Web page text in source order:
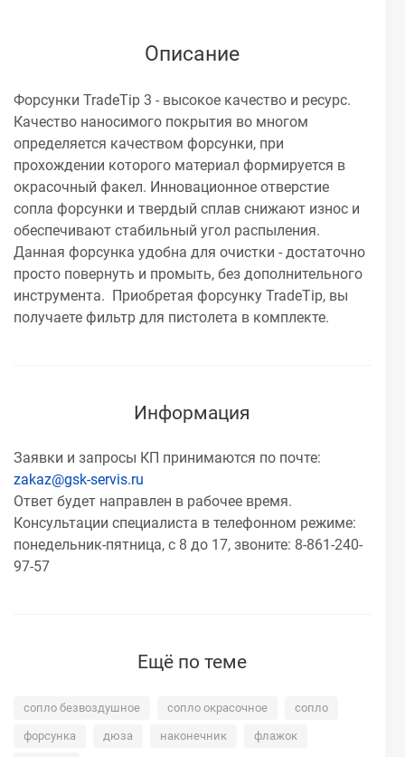
Описание
Форсунки TradeTip 3 - высокое качество и ресурс.
Качество наносимого покрытия во многом
определяется качеством форсунки, при
прохождении которого материал формируется в
окрасочный факел. Инновационное отверстие
сопла форсунки и твердый сплав снижают износ и
обеспечивают стабильный угол распыления.
Данная форсунка удобна для очистки - достаточно
просто повернуть и промыть, без дополнительного
инструмента. Приобретая форсунку TradeTip, вы
получаете фильтр для пистолета в комплекте.
Информация
Заявки и запросы КП принимаются по почте:
zakaz@gsk-servis.ru
Ответ будет направлен в рабочее время.
Консультации специалиста в телефонном режиме:
понедельник-пятница, с 8 до 17, звоните: 8-861-240-
97-57
Ещё по теме
сопло безвоздушное сопло окрасочное сопло
форсунка дюза наконечник флажок